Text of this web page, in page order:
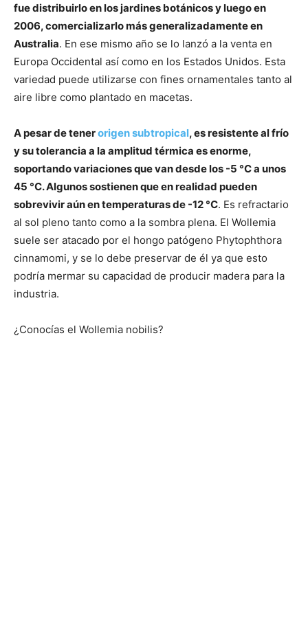
fue distribuirlo en los jardines botánicos y luego en
2006, comercializarlo más generalizadamente en
Australia. En ese mismo año se lo lanzó a la venta en
Europa Occidental así como en los Estados Unidos. Esta
variedad puede utilizarse con fines ornamentales tanto al
aire libre como plantado en macetas.
A pesar de tenerorigen subtropical, es resistente al frío
y su tolerancia a la amplitud térmica es enorme,
soportando variaciones que van desde los -5 °C a unos
45 °C. Algunos sostienen que en realidad pueden
sobrevivir aún en temperaturas de -12 °C. Es refractario
al sol pleno tanto como a la sombra plena. El Wollemia
suele ser atacado por el hongo patógeno Phytophthora
cinnamomi, y se lo debe preservar de él ya que esto
podría mermar su capacidad de producir madera para la
industria.
¿Conocías el Wollemia nobilis?